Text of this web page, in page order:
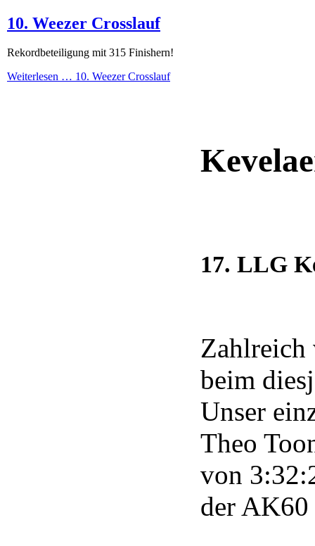
10. Weezer Crosslauf
Rekordbeteiligung mit 315 Finishern!
Weiterlesen … 10. Weezer Crosslauf
17. LLG
Zahlreich
beim
Unser
Theo
von
der AK60